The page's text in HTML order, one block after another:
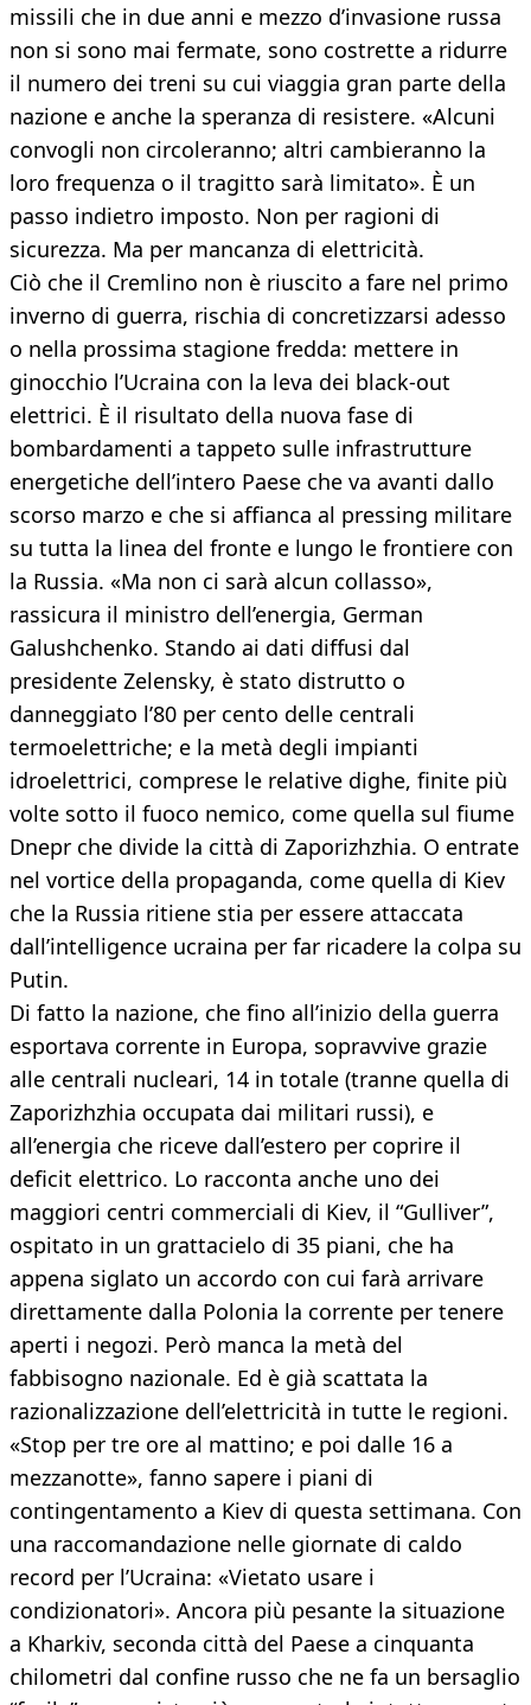
missili che in due anni e mezzo d’invasione russa
non si sono mai fermate, sono costrette a ridurre
il numero dei treni su cui viaggia gran parte della
nazione e anche la speranza di resistere. «Alcuni
convogli non circoleranno; altri cambieranno la
loro frequenza o il tragitto sarà limitato». È un
passo indietro imposto. Non per ragioni di
sicurezza. Ma per mancanza di elettricità.
Ciò che il Cremlino non è riuscito a fare nel primo
inverno di guerra, rischia di concretizzarsi adesso
o nella prossima stagione fredda: mettere in
ginocchio l’Ucraina con la leva dei black-out
elettrici. È il risultato della nuova fase di
bombardamenti a tappeto sulle infrastrutture
energetiche dell’intero Paese che va avanti dallo
scorso marzo e che si affianca al pressing militare
su tutta la linea del fronte e lungo le frontiere con
la Russia. «Ma non ci sarà alcun collasso»,
rassicura il ministro dell’energia, German
Galushchenko. Stando ai dati diffusi dal
presidente Zelensky, è stato distrutto o
danneggiato l’80 per cento delle centrali
termoelettriche; e la metà degli impianti
idroelettrici, comprese le relative dighe, finite più
volte sotto il fuoco nemico, come quella sul fiume
Dnepr che divide la città di Zaporizhzhia. O entrate
nel vortice della propaganda, come quella di Kiev
che la Russia ritiene stia per essere attaccata
dall’intelligence ucraina per far ricadere la colpa su
Putin.
Di fatto la nazione, che fino all’inizio della guerra
esportava corrente in Europa, sopravvive grazie
alle centrali nucleari, 14 in totale (tranne quella di
Zaporizhzhia occupata dai militari russi), e
all’energia che riceve dall’estero per coprire il
deficit elettrico. Lo racconta anche uno dei
maggiori centri commerciali di Kiev, il “Gulliver”,
ospitato in un grattacielo di 35 piani, che ha
appena siglato un accordo con cui farà arrivare
direttamente dalla Polonia la corrente per tenere
aperti i negozi. Però manca la metà del
fabbisogno nazionale. Ed è già scattata la
razionalizzazione dell’elettricità in tutte le regioni.
«Stop per tre ore al mattino; e poi dalle 16 a
mezzanotte», fanno sapere i piani di
contingentamento a Kiev di questa settimana. Con
una raccomandazione nelle giornate di caldo
record per l’Ucraina: «Vietato usare i
condizionatori». Ancora più pesante la situazione
a Kharkiv, seconda città del Paese a cinquanta
chilometri dal confine russo che ne fa un bersaglio